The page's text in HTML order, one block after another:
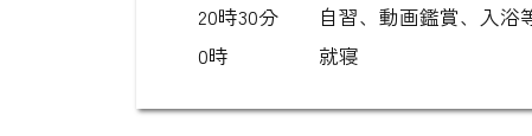
20時30分
自習、動画鑑賞、入浴
0時
就寝